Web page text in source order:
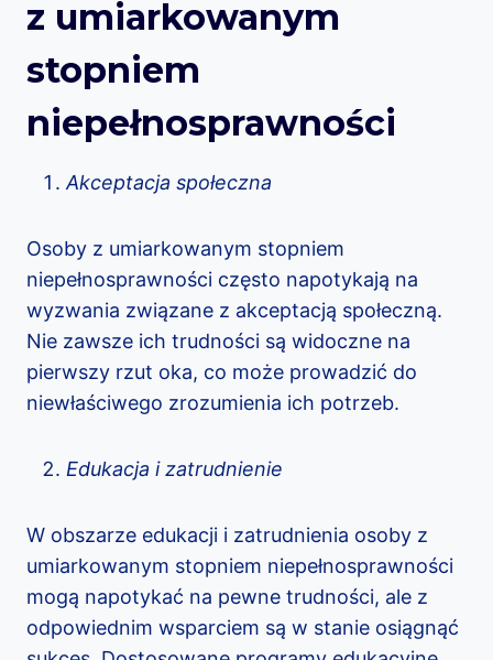
z umiarkowanym
stopniem
niepełnosprawności
Akceptacja społeczna
Osoby z umiarkowanym stopniem
niepełnosprawności często napotykają na
wyzwania związane z akceptacją społeczną.
Nie zawsze ich trudności są widoczne na
pierwszy rzut oka, co może prowadzić do
niewłaściwego zrozumienia ich potrzeb.
Edukacja i zatrudnienie
W obszarze edukacji i zatrudnienia osoby z
umiarkowanym stopniem niepełnosprawności
mogą napotykać na pewne trudności, ale z
odpowiednim wsparciem są w stanie osiągnąć